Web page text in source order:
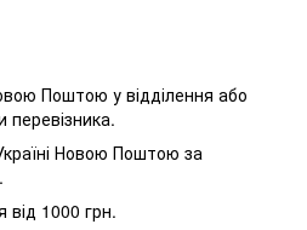
Поштою у відділення або
Новою Поштою за
від 1000 грн.